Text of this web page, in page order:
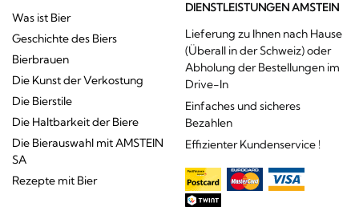
Was ist Bier
Geschichte des Biers
Bierbrauen
Die Kunst der Verkostung
Die Bierstile
Die Haltbarkeit der Biere
Die Bierauswahl mit AMSTEIN
SA
Rezepte mit Bier
DIENSTLEISTUNGEN AMSTEIN
Lieferung zu Ihnen nach Hause
(Überall in der Schweiz) oder
Abholung der Bestellungen im
Drive-In
Einfaches und sicheres
Bezahlen
Effizienter Kundenservice !